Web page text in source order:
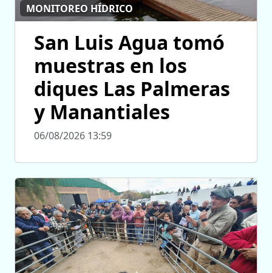
MONITOREO HÍDRICO
San Luis Agua tomó
muestras en los
diques Las Palmeras
y Manantiales
06/08/2026 13:59